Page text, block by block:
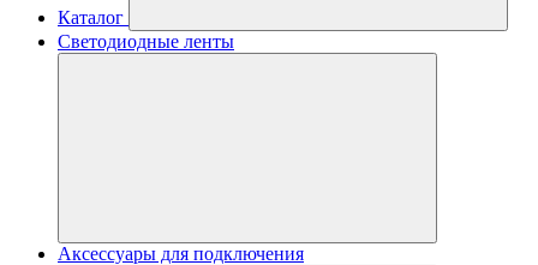
Каталог
Светодиодные ленты
Аксессуары для подключения